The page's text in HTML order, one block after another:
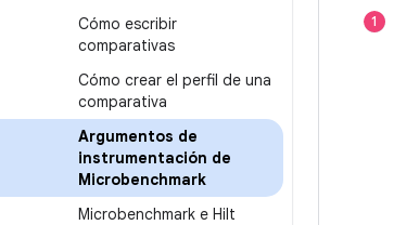
Cómo escribir
comparativas
Cómo crear el perfil de una
comparativa
Argumentos de
instrumentación de
Microbenchmark
Microbenchmark e Hilt